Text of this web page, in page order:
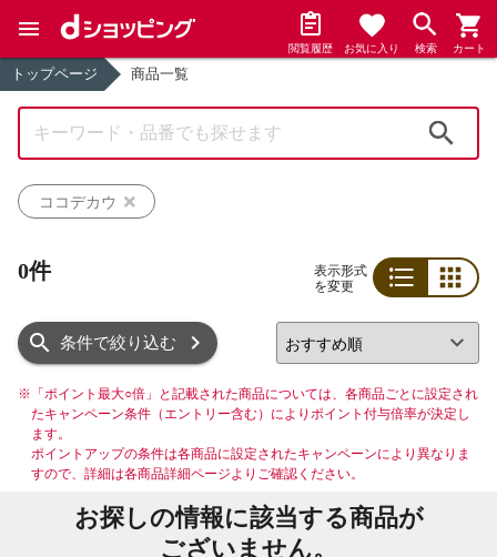
閲覧履歴 お気に入り 検索 カート
トップページ 商品一覧
ココデカウ
0件
表示形式
を変更
条件で絞り込む
※ 「ポイント最大○倍」と記載された商品については、各商品ごとに設定され
たキャンペーン条件（エントリー含む）によりポイント付与倍率が決定し
ます。
ポイントアップの条件は各商品に設定されたキャンペーンにより異なりま
すので、詳細は各商品詳細ページよりご確認ください。
お探しの情報に該当する商品が
ございません。